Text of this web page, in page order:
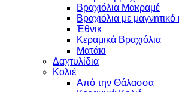
Βραχιόλια Μακραμέ
Βραχιόλια με
Έθνικ
Κεραμικά Βραχιόλια
Ματάκι
Δαχτυλίδια
Κολιέ
Από την Θάλασσα